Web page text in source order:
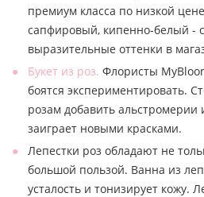
премиум класса по низкой
сапфировый, кипенно-белый -
выразительные оттенки в
Букет из роз. Флористы
боятся экспериментировать.
розам добавить альстромерии
заиграет новыми красками.
Лепестки роз обладают не
большой пользой. Ванна из
усталость и тонизирует кожу.